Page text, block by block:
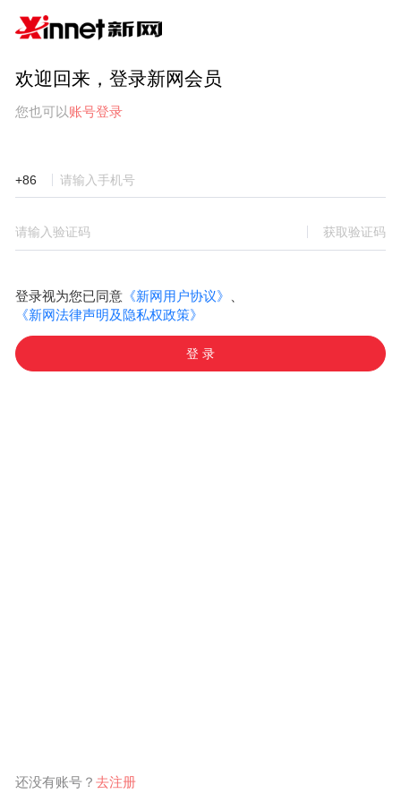
欢迎回来，登录新网会员
您也可以账号登录
+86
获取验证码
登录视为您已同意《新网用户协议》
《新网法律声明及隐私权政策》
登 录
还没有账号？ 去注册